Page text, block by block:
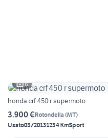
6
honda crf 450 r supermoto
3.900 €Rotondella (MT)
Usato03/20131234 KmSport